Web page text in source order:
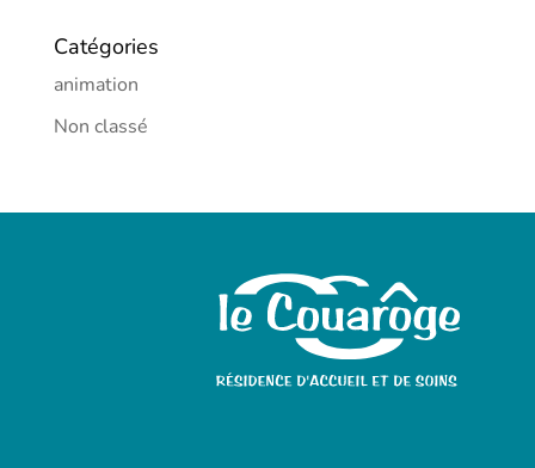
Catégories
animation
Non classé